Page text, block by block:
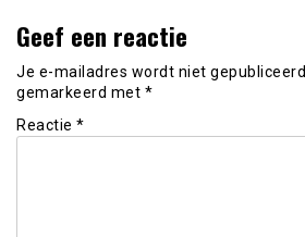
Geef een reactie
Je e-mailadres wordt niet gepubliceerd.
gemarkeerd met *
Reactie *